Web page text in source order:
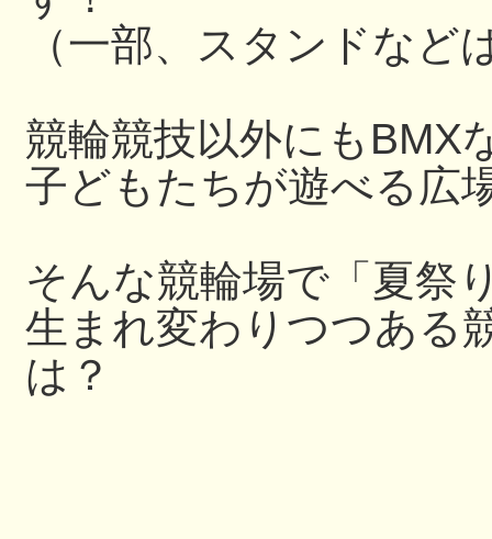
（一部、スタンドなど
競輪競技以外にもBMX
子どもたちが遊べる広
そんな競輪場で「夏祭
生まれ変わりつつある
は？